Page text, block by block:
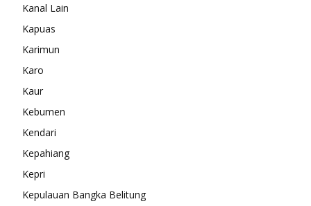
Kanal Lain
Kapuas
Karimun
Karo
Kaur
Kebumen
Kendari
Kepahiang
Kepri
Kepulauan Bangka Belitung